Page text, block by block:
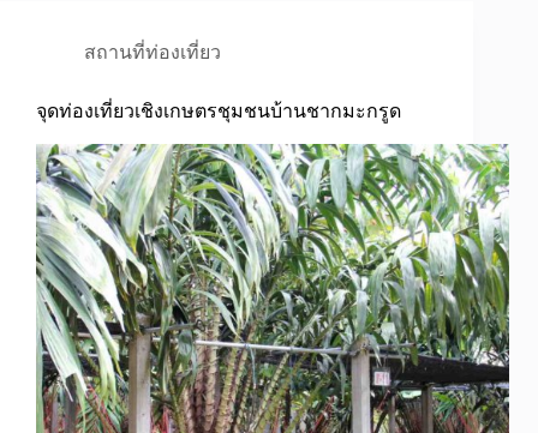
สถานที่ท่องเที่ยว
จุดท่องเที่ยวเชิงเกษตรชุมชนบ้านชากมะกรูด